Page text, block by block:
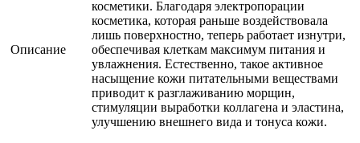
Описание
косметики. Благодаря электропорации
косметика, которая раньше воздействовала
лишь поверхностно, теперь работает изнутри,
обеспечивая клеткам максимум питания и
увлажнения. Естественно, такое активное
насыщение кожи питательными веществами
приводит к разглаживанию морщин,
стимуляции выработки коллагена и эластина,
улучшению внешнего вида и тонуса кожи.